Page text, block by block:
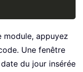
module, appuyez
Une fenêtre
du jour insérée